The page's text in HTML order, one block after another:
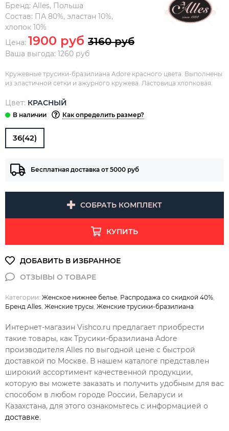
Бренд: Alles, Польша
Состав: ПА 80%, эластан 10%,
хлопок 10%
Цена: 1900 руб 3160 руб
Ваша выгода: 1260 руб
Кружевные трусики-бразилиана Adore красного цвета. Выполнены
из эластичной сетки и ажурного кружева. Ластовица хлопковая.
Цвет: КРАСНЫЙ
Как определить размер?
36(42)
Бесплатная доставка от 5000 руб
СОБРАТЬ КОМПЛЕКТ
КУПИТЬ
Категории: Женское нижнее белье Распродажа со скидкой 40%
Бренд Alles Женские трусы Женские трусики-бразилиана
Интернет-магазин Vishco.ru предлагает приобрести
такие товары, как Трусики-бразилиана Adore
производителя Alles по выгодной цене с быстрой
доставкой по Москве. В нашем каталоге представлен
широкий ассортимент качественной продукции,
которую вы можете заказать и получить удобным для вас
способом в любом городе России, Беларуси и
Казахстана, для этого ознакомьтесь с информацией о
доставке.